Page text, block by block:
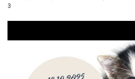
3